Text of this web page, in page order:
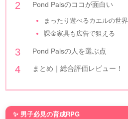
Pond Palsのココが面白い
まったり遊べるカエルの世界
課金家具も広告で狙える
Pond Palsの人を選ぶ点
まとめ｜総合評価レビュー！
✨ 男子必見の育成RPG